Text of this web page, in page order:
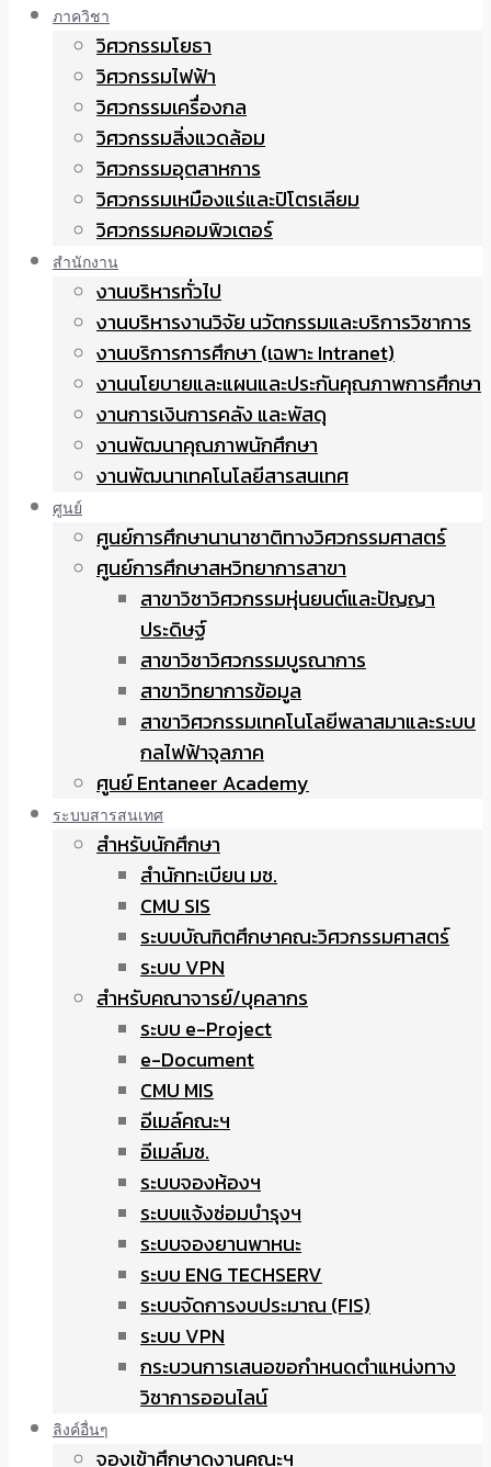
ภาควิชา
วิศวกรรมโยธา
วิศวกรรมไฟฟ้า
วิศวกรรมเครื่องกล
วิศวกรรมสิ่งแวดล้อม
วิศวกรรมอุตสาหการ
วิศวกรรมเหมืองแร่และปิโตรเลียม
วิศวกรรมคอมพิวเตอร์
สำนักงาน
งานบริหารทั่วไป
งานบริหารงานวิจัย นวัตกรรมและบริการวิชาการ
งานบริการการศึกษา (เฉพาะ Intranet)
งานนโยบายและแผนและประกันคุณภาพการศึกษา
งานการเงินการคลัง และพัสดุ
งานพัฒนาคุณภาพนักศึกษา
งานพัฒนาเทคโนโลยีสารสนเทศ
ศูนย์
ศูนย์การศึกษานานาชาติทางวิศวกรรมศาสตร์
ศูนย์การศึกษาสหวิทยาการสาขา
สาขาวิชาวิศวกรรมหุ่นยนต์และปัญญา
ประดิษฐ์
สาขาวิชาวิศวกรรมบูรณาการ
สาขาวิทยาการข้อมูล
สาขาวิศวกรรมเทคโนโลยีพลาสมาและระบบ
กลไฟฟ้าจุลภาค
ศูนย์ Entaneer Academy
ระบบสารสนเทศ
สำหรับนักศึกษา
สำนักทะเบียน มช.
CMU SIS
ระบบบัณฑิตศึกษาคณะวิศวกรรมศาสตร์
ระบบ VPN
สำหรับคณาจารย์/บุคลากร
ระบบ e-Project
e-Document
CMU MIS
อีเมล์คณะฯ
อีเมล์มช.
ระบบจองห้องฯ
ระบบแจ้งซ่อมบำรุงฯ
ระบบจองยานพาหนะ
ระบบ ENG TECHSERV
ระบบจัดการงบประมาณ (FIS)
ระบบ VPN
กระบวนการเสนอขอกำหนดตำแหน่งทาง
วิชาการออนไลน์
ลิงค์อื่นๆ
จองเข้าศึกษาดูงานคณะฯ